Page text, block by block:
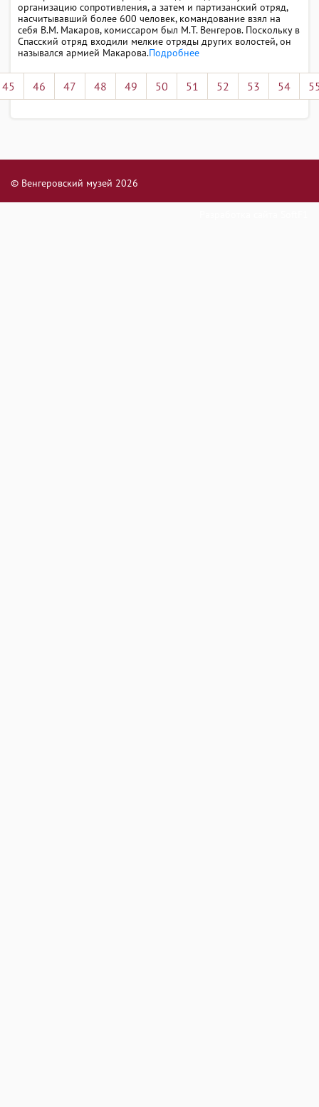
организацию сопротивления, а затем и партизанский отряд,
насчитывавший более 600 человек, командование взял на
себя В.М. Макаров, комиссаром был М.Т. Венгеров. Поскольку в
Спасский отряд входили мелкие отряды других волостей, он
назывался армией Макарова.Подробнее
45 46 47 48 49 50 51 52 53 54
© Венгеровский музей 2026